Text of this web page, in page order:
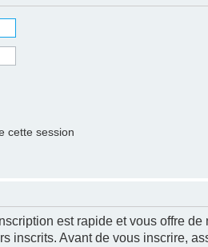
cette session
est rapide et vous offre
inscrits. Avant de vous inscrire,